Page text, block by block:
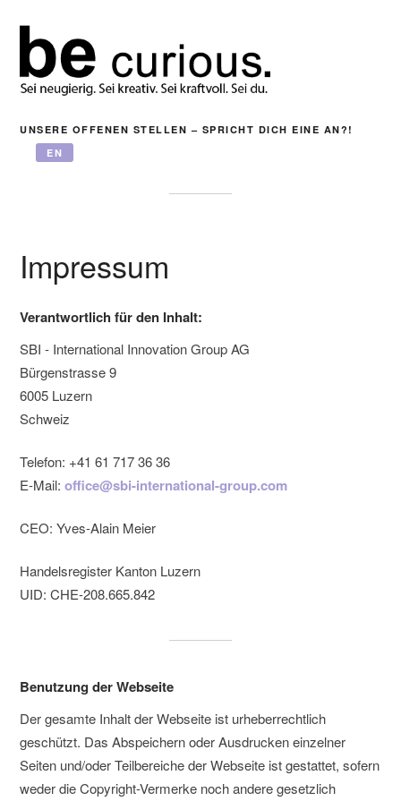
UNSERE OFFENEN STELLEN – SPRICHT DICH EINE AN?!
EN
Impressum
Verantwortlich für den Inhalt:
SBI - International Innovation Group AG
Bürgenstrasse 9
6005 Luzern
Schweiz
Telefon: +41 61 717 36 36
E-Mail: office@sbi-international-group.com
CEO: Yves-Alain Meier
Handelsregister Kanton Luzern
UID: CHE-208.665.842
Benutzung der Webseite
Der gesamte Inhalt der Webseite ist urheberrechtlich
geschützt. Das Abspeichern oder Ausdrucken einzelner
Seiten und/oder Teilbereiche der Webseite ist gestattet, sofern
weder die Copyright-Vermerke noch andere gesetzlich